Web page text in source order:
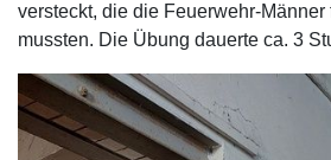
versteckt, die die Feuerwehr-
mussten. Die Übung dauerte ca. 3